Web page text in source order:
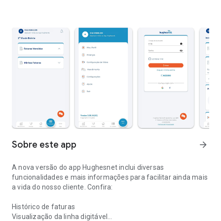
Sobre este app arrow_forward
A nova versão do app Hughesnet inclui diversas
funcionalidades e mais informações para facilitar ainda mais
a vida do nosso cliente. Confira:
Histórico de faturas
Visualização da linha digitável